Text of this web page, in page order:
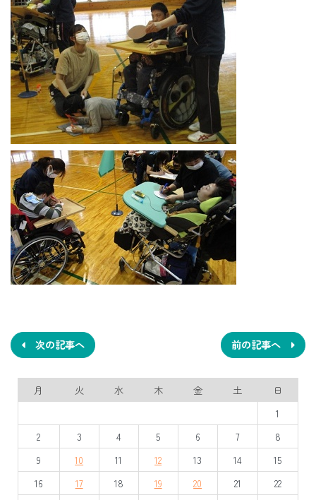
稿
ナ
ビ
ゲ
ー
シ
ョ
前の記事へ
次の記事へ
月 火 水 木 金 土
日
1
2
3 4 5 6 7
8
9
10 11 12 13 14
15
16
17 18 19 20 21
22